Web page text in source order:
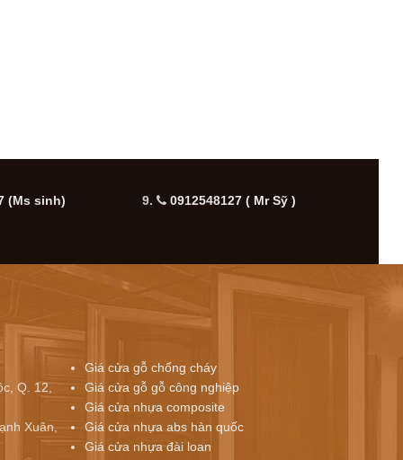
(Ms sinh) 9. 0912548127 ( Mr Sỹ )
Q. 12,
Xuân,
Giá cửa gỗ chống cháy
Giá cửa gỗ gỗ công nghiệp
Giá cửa nhựa composite
Giá cửa nhựa abs hàn quốc
Giá cửa nhựa đài loan